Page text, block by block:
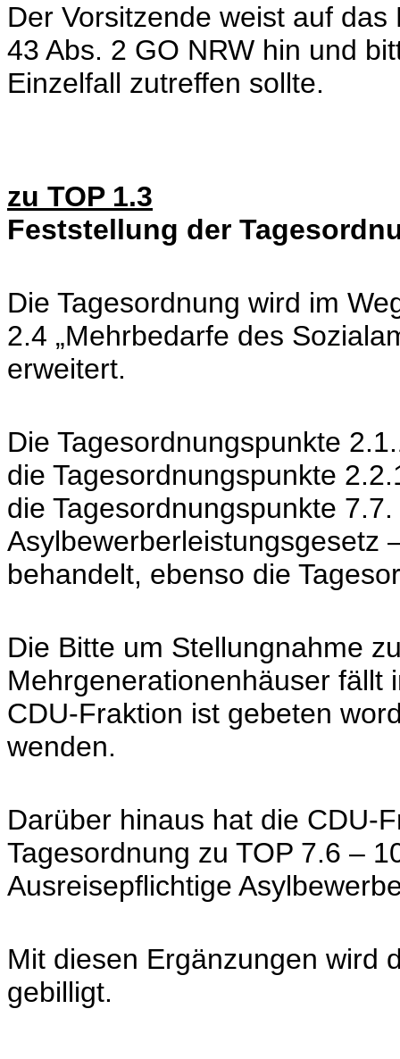
Der Vorsitzende weist auf
43 Abs. 2 GO NRW hin und
Einzelfall zutreffen sollte.
zu TOP 1.3
Feststellung der
Die Tagesordnung wird im
2.4 „Mehrbedarfe des
erweitert.
Die Tagesordnungspunkte
die Tagesordnungspunkte
die Tagesordnungspunkte
Asylbewerberleistungsgesetz
behandelt, ebenso die
Die Bitte um Stellungnahme
Mehrgenerationenhäuser fällt
CDU-Fraktion ist gebeten
wenden.
Darüber hinaus hat die CDU-
Tagesordnung zu TOP 7.6 –
Ausreisepflichtige
Mit diesen Ergänzungen wird
gebilligt.